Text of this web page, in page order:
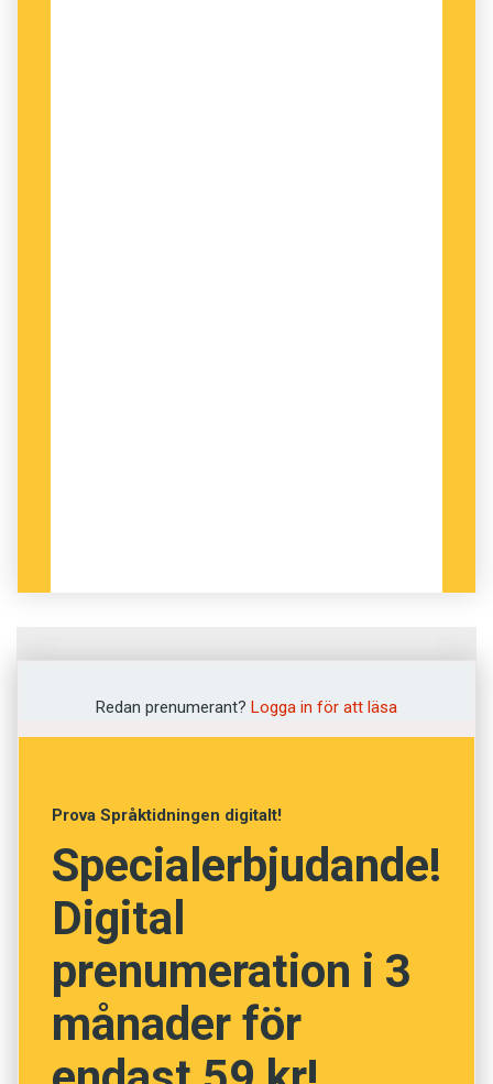
Obarmhärtig
Ömsint
Hemlighetsfull
Akut
Skoningslös
Redan prenumerant? Logga in för att läsa
Prova Språktidningen digitalt!
Specialerbjudande!
Digital
prenumeration i 3
månader för